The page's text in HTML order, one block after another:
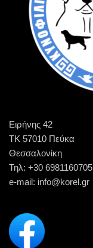
Ειρήνης 42
ΤΚ 57010 Πεύκα
Θεσσαλονίκη
Τηλ: +30 6981160705
e-mail: info@korel.gr